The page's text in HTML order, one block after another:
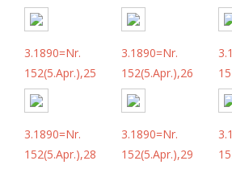
3.1890=Nr.
152(5.Apr.),25
3.1890=Nr.
152(5.Apr.),26
3.1890=Nr.
152(5.Apr.),28
3.1890=Nr.
152(5.Apr.),29